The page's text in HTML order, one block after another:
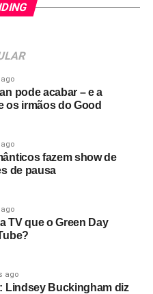
pode acabar – e a
os irmãos do Good
fazem show de
de pausa
TV que o Green Day
ago
Lindsey Buckingham diz